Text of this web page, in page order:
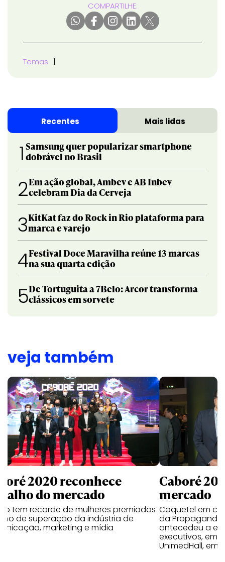
COMPARTILHE:
Temas
Recentes Mais lidas
1 Samsung quer popularizar smartphone
dobrável no Brasil
2Em ação global, Ambev e AB Inbev
celebram Dia da Cerveja
3KitKat faz do Rock in Rio plataforma para
marca e varejo
4Festival Doce Maravilha reúne 13 marcas
na sua quarta edição
5De Tortuguita a 7Belo: Arcor transforma
clássicos em sorvete
veja também
2020 reconhece
do mercado
tem recorde de mulheres premiadas
de superação da indústria de
marketing e mídia
Caboré
mercado
Coquetel em
da
antecedeu a
executivos,
UnimedHall, em